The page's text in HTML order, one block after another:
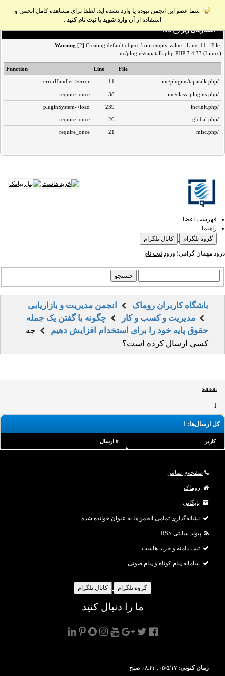
شما عضو این انجمن نبوده یا وارد نشده اید. لطفا برای مشاهده کامل انجمن و
استفاده از آن وارد شوید یاثبت نام کنید .
اخطار‌های زیر رخ داد:
Warning [2] Creating default object from empty value - Line: 11 - File:
inc/plugins/tapatalk.php PHP 7.4.33 (Linux)
File
Line
Function
/inc/plugins/tapatalk.php
11
errorHandler->error
/inc/class_plugins.php
38
require_once
/inc/init.php
239
pluginSystem->load
/global.php
20
require_once
/misc.php
21
require_once
فهرست اعضا
راهنما
گروه تلگرام
کانال تلگرام
درود مهمان گرامی! ورود ثبت نام
باشگاه کاربران روماک
انجمن مدیریت و بازاریابی
مدیریت و کسب و کار
چگونه با گفتن یک جمله
حقوق پایه خود را برای استخدام افزایش دهیم
چه
کسی ارسال کرده است؟
saman
1
کل ارسال‌ها: 1
کاربر # ارسال
صفحه‌ی تماس
روماک
بایگانی
نشانه‌گذاری تمامی انجمن‌ها به عنوان خوانده شده
پیوند سایتی RSS
ثبت دامنه و خرید هاست
سامانه پیام کوتاه و پیام صوتی
گروه تلگرام کانال تلگرام
ما را دنبال کنید
زمان کنونی: ۰۵/۵/۱۷، ۰۸:۴۳ صبح